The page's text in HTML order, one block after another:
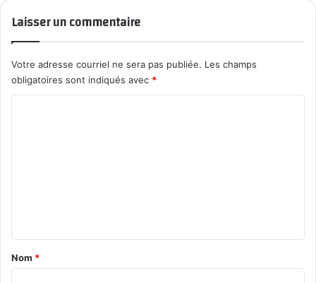
Laisser un commentaire
Votre adresse courriel ne sera pas publiée. Les champs
obligatoires sont indiqués avec *
a
Nom *